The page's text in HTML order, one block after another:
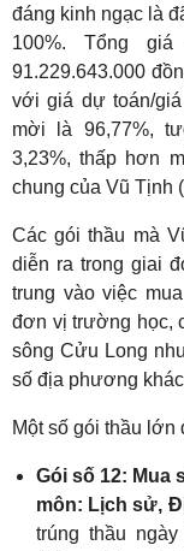
đáng kinh ngạc là
100%. Tổng
91.229.643.000
với giá dự toán/
mời là 96,77%,
3,23%, thấp hơn
chung của Vũ Tịnh
Các gói thầu mà
diễn ra trong giai
trung vào việc
đơn vị trường học,
sông Cửu Long
số địa phương
Một số gói thầu lớn
Gói số 12: Mua
môn: Lịch sử,
trúng thầu